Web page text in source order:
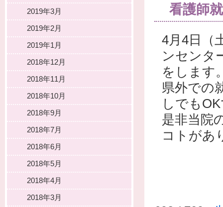
看護師
4月4日（
ンセンタ
をします
県外での
しでも
是非当院
コトがあ
2019年3月
2019年2月
2019年1月
2018年12月
2018年11月
2018年10月
2018年9月
2018年7月
2018年6月
2018年5月
2018年4月
2018年3月